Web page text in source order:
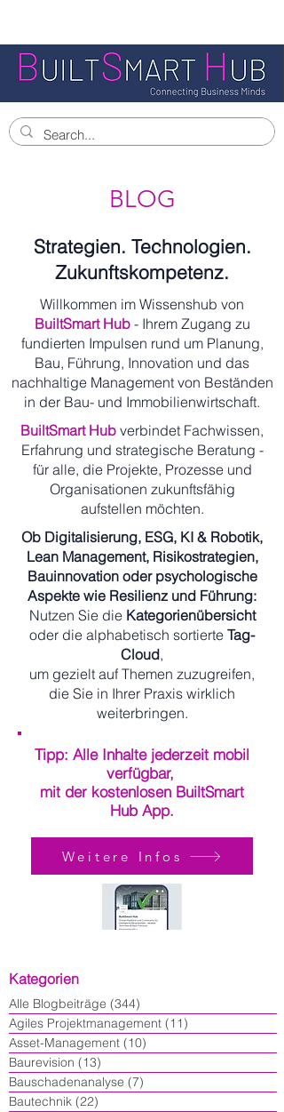
BLOG
Strategien. Technologien.
Zukunftskompetenz.
Willkommen im Wissenshub von
BuiltSmart Hub- Ihrem Zugang zu
fundierten Impulsen rund um Planung,
Bau, Führung, Innovation und das
nachhaltige Management von Beständen
in der Bau- und Immobilienwirtschaft.
BuiltSmart Hub verbindet Fachwissen,
Erfahrung und strategische Beratung -
für alle, die Projekte, Prozesse und
Organisationen zukunftsfähig
aufstellen möchten.
Ob Digitalisierung, ESG, KI & Robotik,
Lean Management, Risikostrategien,
Bauinnovation oder psychologische
Aspekte wie Resilienz und Führung:
Nutzen Sie die Kategorienübersicht
oder die alphabetisch sortierte Tag-
Cloud,
um gezielt auf Themen zuzugreifen,
die Sie in Ihrer Praxis wirklich
weiterbringen.
Tipp: Alle Inhalte jederzeit mobil
verfügbar,
mit der kostenlosen BuiltSmart
Hub App.
Weitere Infos
Kategorien
Alle Blogbeiträge (344)
Agiles Projektmanagement (11)
Asset-Management (10)
Baurevision (13)
Bauschadenanalyse (7)
Bautechnik (22)